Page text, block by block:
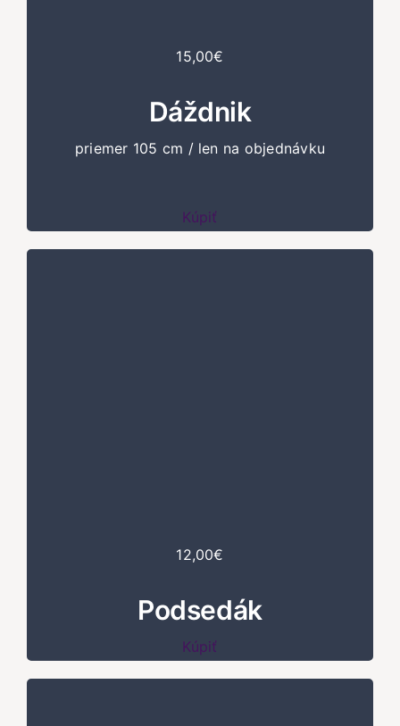
15,00€
Dáždnik
priemer 105 cm / len na objednávku
Kúpiť
12,00€
Podsedák
Kúpiť